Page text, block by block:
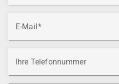
E-Mail
Ihre Telefonnummer